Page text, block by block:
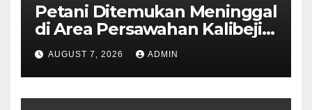
Petani Ditemukan Meninggal
di Area Persawahan Kalibeji,
Polisi Pastikan Tidak Ada
Tanda Kekerasan
AUGUST 7, 2026 ADMIN